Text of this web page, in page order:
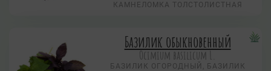
КАМНЕЛОМКА ТОЛСТОЛИСТНАЯ
Базилик обыкновенный
Ocimium basilicum L.
БАЗИЛИК ОГОРОДНЫЙ, БАЗИЛИК